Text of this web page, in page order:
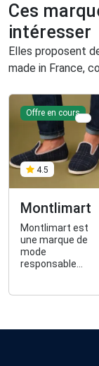
Ces
intéresser
Elles proposent
made in France,
Offre en cours
4.5
Montlimart
Montlimart est
une marque de
mode
responsable